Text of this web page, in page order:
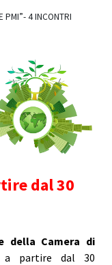
PMI”- 4 INCONTRI
dal 30
della Camera di
a partire dal 30